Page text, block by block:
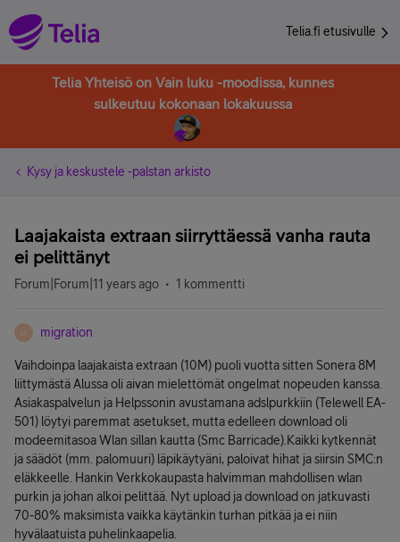
Telia.fi etusivulle
Telia Yhteisö on Vain luku -moodissa, kunnes
sulkeutuu kokonaan lokakuussa
Kysy ja keskustele -palstan arkisto
Laajakaista extraan siirryttäessä vanha rauta
ei pelittänyt
Forum|Forum|11 years ago 1 kommentti
M migration
Vaihdoinpa laajakaista extraan (10M) puoli vuotta sitten Sonera 8M
liittymästä Alussa oli aivan mielettömät ongelmat nopeuden kanssa.
Asiakaspalvelun ja Helpssonin avustamana adslpurkkiin (Telewell EA-
501) löytyi paremmat asetukset, mutta edelleen download oli
modeemitasoa Wlan sillan kautta (Smc Barricade).Kaikki kytkennät
ja säädöt (mm. palomuuri) läpikäytyäni, paloivat hihat ja siirsin SMC:n
eläkkeelle. Hankin Verkkokaupasta halvimman mahdollisen wlan
purkin ja johan alkoi pelittää. Nyt upload ja download on jatkuvasti
70-80% maksimista vaikka käytänkin turhan pitkää ja ei niin
hyvälaatuista puhelinkaapelia.